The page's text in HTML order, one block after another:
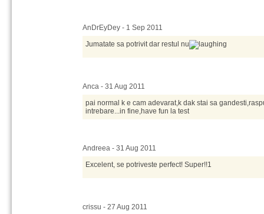
AnDrEyDey - 1 Sep 2011
Jumatate sa potrivit dar restul nu
Anca - 31 Aug 2011
pai normal k e cam adevarat,k dak stai sa
intrebare...in fine,have fun la test
Andreea - 31 Aug 2011
Excelent, se potriveste perfect! Super!!1
crissu - 27 Aug 2011